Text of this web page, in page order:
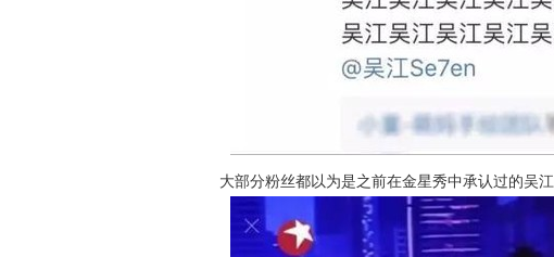
大部分粉丝都以为是之前在金星秀中承认过的吴江